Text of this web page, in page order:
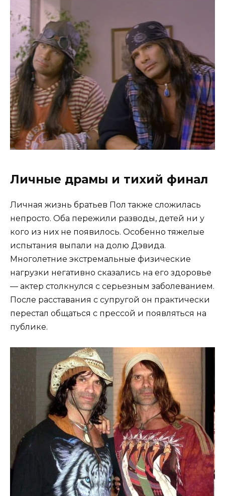
Личные драмы и тихий финал
Личная жизнь братьев Пол также сложилась
непросто. Оба пережили разводы, детей ни у
кого из них не появилось. Особенно тяжелые
испытания выпали на долю Дэвида.
Многолетние экстремальные физические
нагрузки негативно сказались на его здоровье
— актер столкнулся с серьезным заболеванием.
После расставания с супругой он практически
перестал общаться с прессой и появляться на
публике.